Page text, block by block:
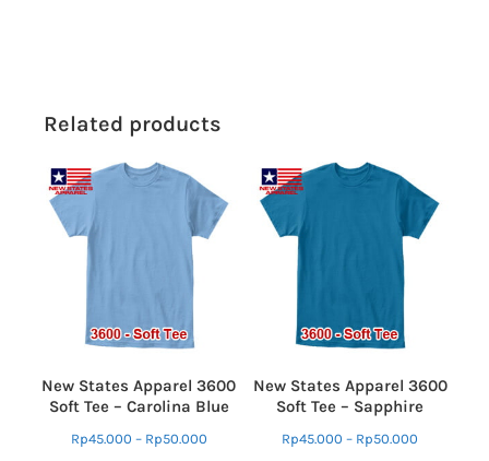
Related products
New States Apparel 3600
Soft Tee – Carolina Blue
Rp45.000 – Rp50.000
New States Apparel 3600
Soft Tee – Sapphire
Rp45.000 – Rp50.000